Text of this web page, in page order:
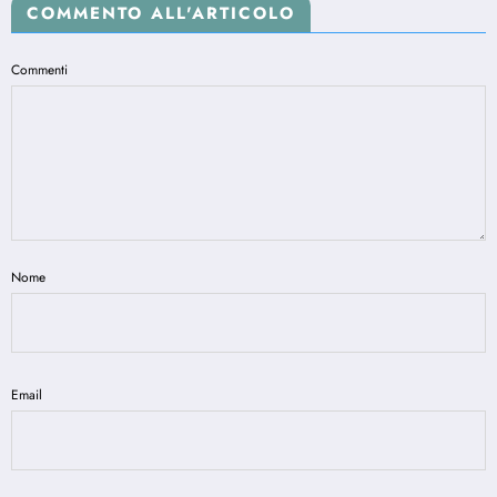
COMMENTO ALL'ARTICOLO
Commenti
Nome
Email